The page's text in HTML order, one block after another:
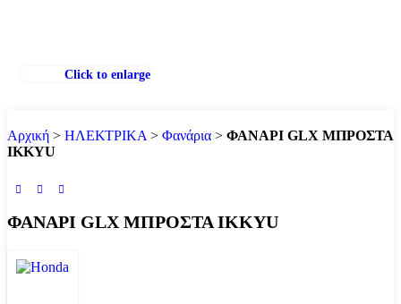
Click to enlarge
Αρχική > ΗΛΕΚΤΡΙΚΑ > Φανάρια > ΦΑΝΑΡΙ GLX ΜΠΡΟΣΤΑ
IKKYU
ΦΑΝΑΡΙ GLX ΜΠΡΟΣΤΑ IKKYU